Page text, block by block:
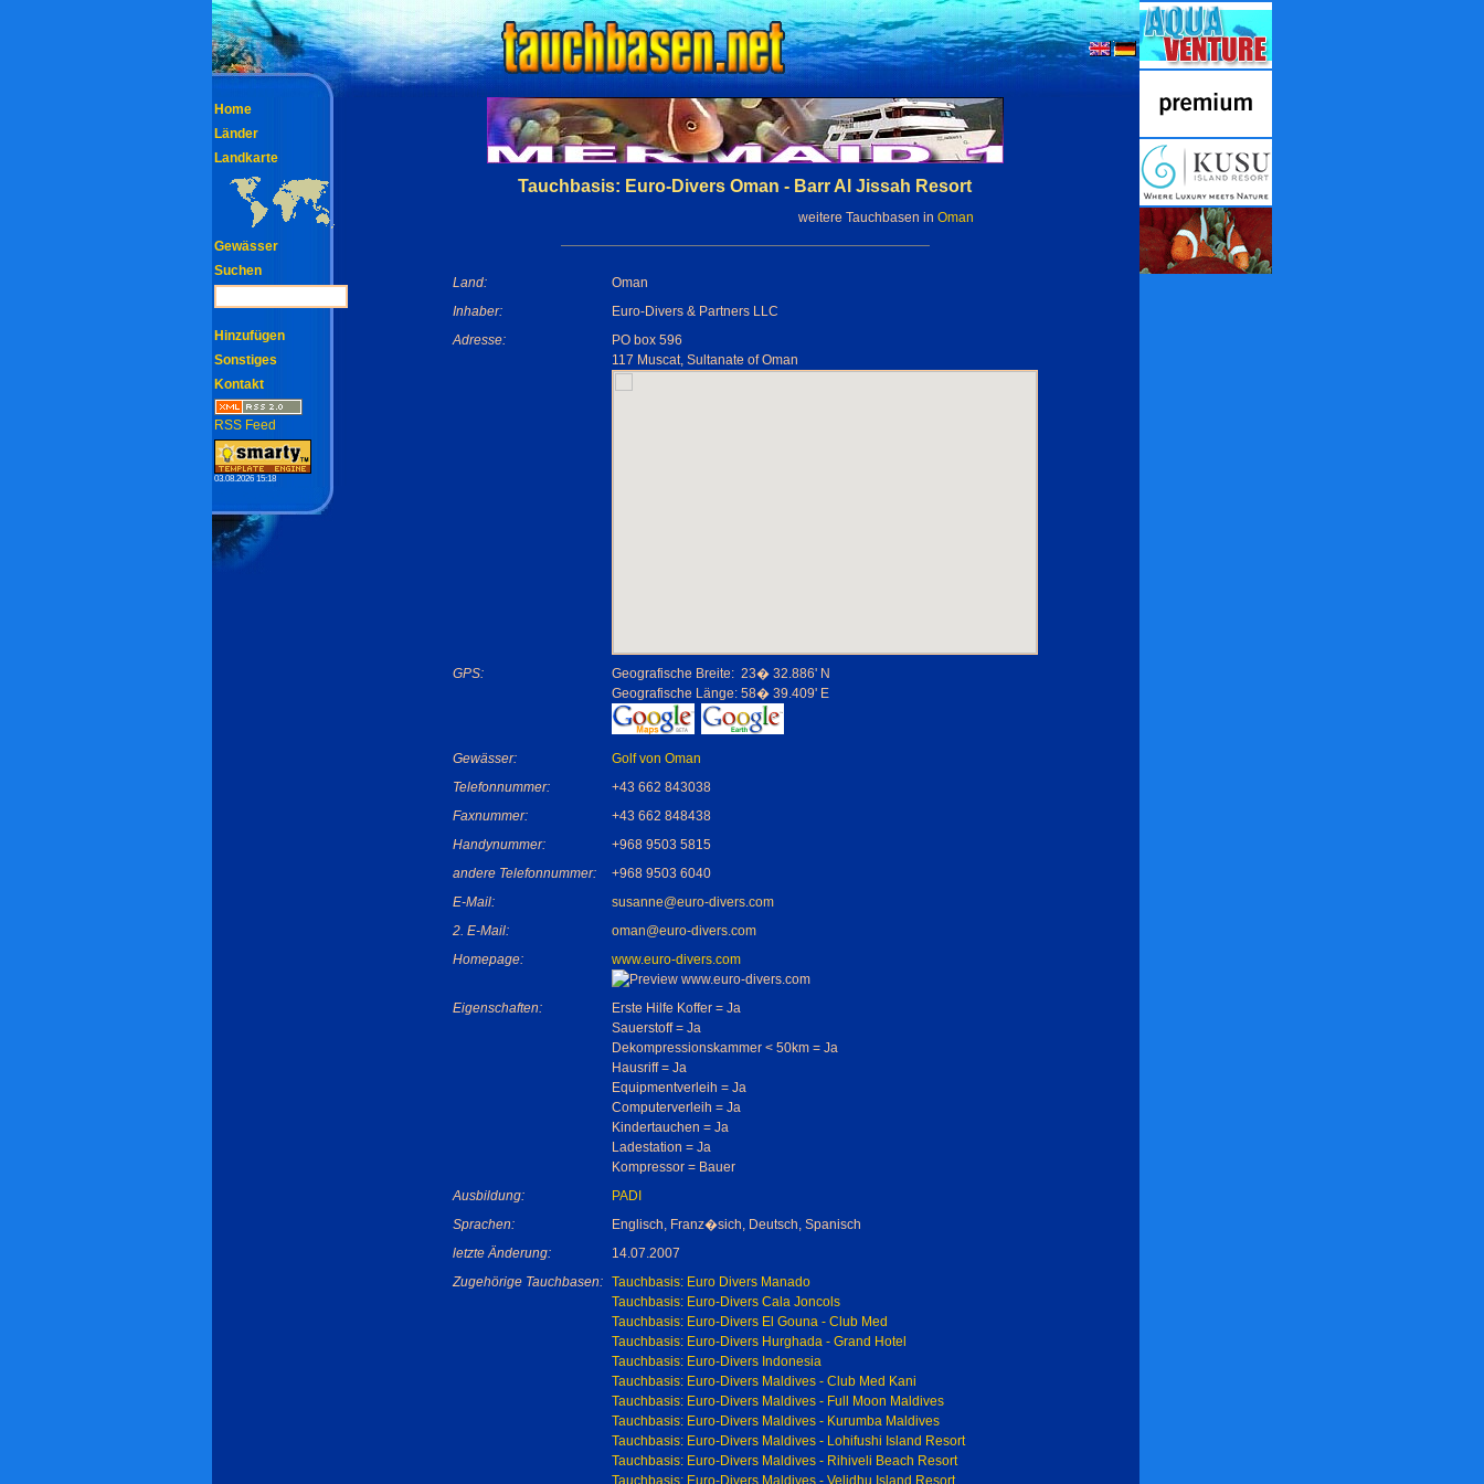
Tauchbasis: Euro-Divers Oman - Barr Al Jissah Resort
weitere Tauchbasen in Oman
Land:
Oman
Inhaber:
Euro-Divers & Partners LLC
Adresse:
PO box 596
117 Muscat, Sultanate of Oman
GPS:
Geografische Breite:
Geografische Länge:
23� 32.886' N
58� 39.409' E
Gewässer:
Golf von Oman
Telefonnummer:
+43 662 843038
Faxnummer:
+43 662 848438
Handynummer:
+968 9503 5815
andere Telefonnummer:
+968 9503 6040
E-Mail:
susanne@euro-divers.com
2. E-Mail:
oman@euro-divers.com
Homepage:
www.euro-divers.com
Eigenschaften:
Erste Hilfe Koffer = Ja
Sauerstoff = Ja
Dekompressionskammer < 50km = Ja
Hausriff = Ja
Equipmentverleih = Ja
Computerverleih = Ja
Kindertauchen = Ja
Ladestation = Ja
Kompressor = Bauer
Ausbildung:
PADI
Sprachen:
Englisch, Franz�sich, Deutsch, Spanisch
letzte Änderung:
14.07.2007
Zugehörige Tauchbasen:
Tauchbasis: Euro Divers Manado
Tauchbasis: Euro-Divers Cala Joncols
Tauchbasis: Euro-Divers El Gouna - Club Med
Tauchbasis: Euro-Divers Hurghada - Grand Hotel
Tauchbasis: Euro-Divers Indonesia
Tauchbasis: Euro-Divers Maldives - Club Med Kani
Tauchbasis: Euro-Divers Maldives - Full Moon Maldives
Tauchbasis: Euro-Divers Maldives - Kurumba Maldives
Tauchbasis: Euro-Divers Maldives - Lohifushi Island Resort
Tauchbasis: Euro-Divers Maldives - Rihiveli Beach Resort
Tauchbasis: Euro-Divers Maldives - Velidhu Island Resort
Home
Länder
Landkarte
Gewässer
Suchen
Hinzufügen
Sonstiges
Kontakt
RSS Feed
03.08.2026 15:18